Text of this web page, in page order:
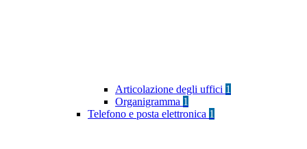
Articolazione degli uffici 1
Organigramma 1
Telefono e posta elettronica 1